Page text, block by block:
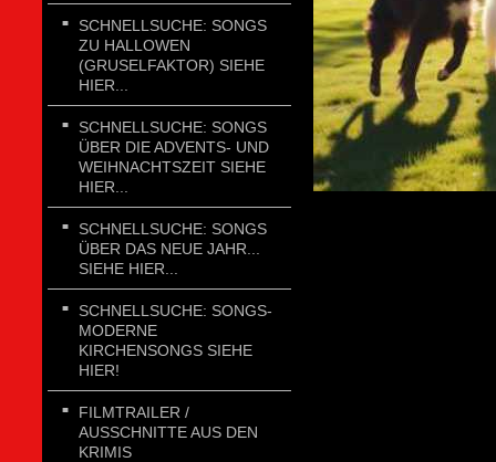
SCHNELLSUCHE: SONGS
ZU HALLOWEN
(GRUSELFAKTOR) SIEHE
HIER...
SCHNELLSUCHE: SONGS
ÜBER DIE ADVENTS- UND
WEIHNACHTSZEIT SIEHE
HIER...
SCHNELLSUCHE: SONGS
ÜBER DAS NEUE JAHR...
SIEHE HIER...
SCHNELLSUCHE: SONGS-
MODERNE
KIRCHENSONGS SIEHE
HIER!
FILMTRAILER /
AUSSCHNITTE AUS DEN
KRIMIS